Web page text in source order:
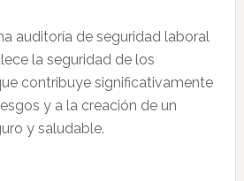
auditoría de seguridad laboral
la seguridad de los
contribuye significativamente
y a la creación de un
y saludable.